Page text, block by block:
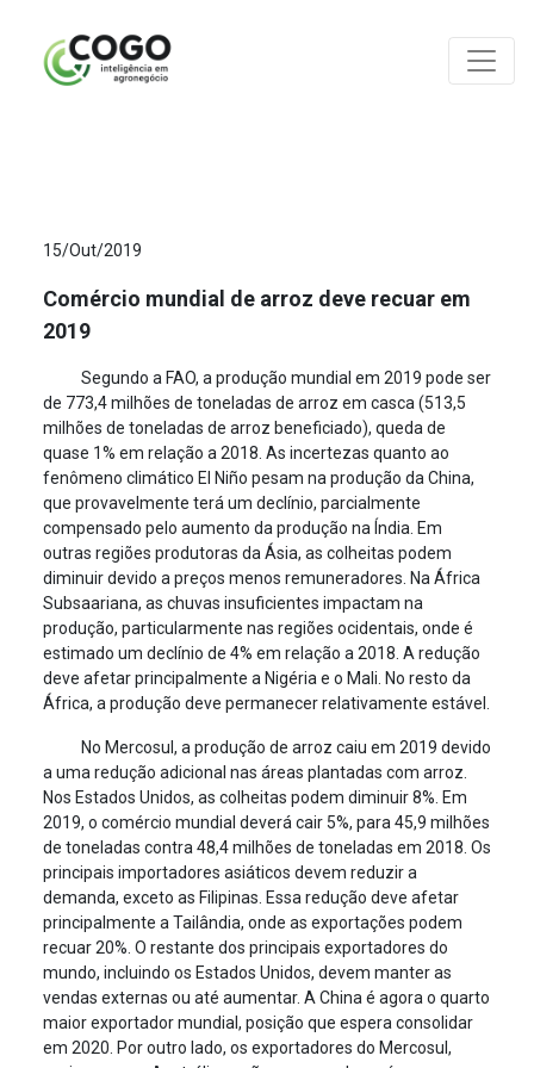
15/Out/2019
Comércio mundial de arroz deve recuar em
2019
Segundo a FAO, a produção mundial em 2019 pode ser
de 773,4 milhões de toneladas de arroz em casca (513,5
milhões de toneladas de arroz beneficiado), queda de
quase 1% em relação a 2018. As incertezas quanto ao
fenômeno climático El Niño pesam na produção da China,
que provavelmente terá um declínio, parcialmente
compensado pelo aumento da produção na Índia. Em
outras regiões produtoras da Ásia, as colheitas podem
diminuir devido a preços menos remuneradores. Na África
Subsaariana, as chuvas insuficientes impactam na
produção, particularmente nas regiões ocidentais, onde é
estimado um declínio de 4% em relação a 2018. A redução
deve afetar principalmente a Nigéria e o Mali. No resto da
África, a produção deve permanecer relativamente estável.
No Mercosul, a produção de arroz caiu em 2019 devido
a uma redução adicional nas áreas plantadas com arroz.
Nos Estados Unidos, as colheitas podem diminuir 8%. Em
2019, o comércio mundial deverá cair 5%, para 45,9 milhões
de toneladas contra 48,4 milhões de toneladas em 2018. Os
principais importadores asiáticos devem reduzir a
demanda, exceto as Filipinas. Essa redução deve afetar
principalmente a Tailândia, onde as exportações podem
recuar 20%. O restante dos principais exportadores do
mundo, incluindo os Estados Unidos, devem manter as
vendas externas ou até aumentar. A China é agora o quarto
maior exportador mundial, posição que espera consolidar
em 2020. Por outro lado, os exportadores do Mercosul,